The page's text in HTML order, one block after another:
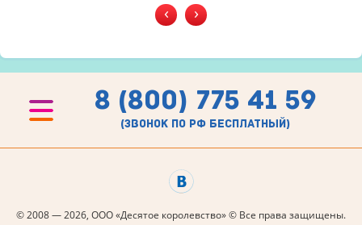
‹ ›
8 (800) 775 41 59
(звонок по рф бесплатный)
© 2008 — 2026, ООО «Десятое королевство» © Все права защищены.